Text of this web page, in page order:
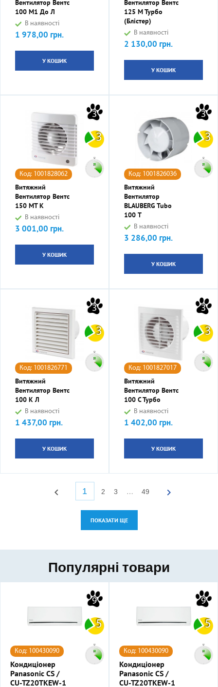
Вентилятор Вентс
100 М1 До Л
В наявності
Ціна
1 978,00 грн.
У КОШИК
Вентилятор Вентс
125 М Турбо
(блістер)
В наявності
Ціна
2 130,00 грн.
У КОШИК
3
3
Код: 1001828062
Витяжний
Вентилятор Вентс
150 МТ К
В наявності
Ціна
3 001,00 грн.
У КОШИК
3
3
Код: 1001826036
Витяжний
Вентилятор
BLAUBERG Tubo
100 Т
В наявності
Ціна
3 286,00 грн.
У КОШИК
3
3
Код: 1001826771
Витяжний
Вентилятор Вентс
100 К Л
В наявності
Ціна
1 437,00 грн.
У КОШИК
3
3
Код: 1001827017
Витяжний
Вентилятор Вентс
100 С Турбо
В наявності
Ціна
1 402,00 грн.
У КОШИК
 1 2 3 … 49 
ПОКАЗАТИ ЩЕ
Популярні товари
9
5
Код: 100430090
Кондиціонер
Panasonic CS /
CU-TZ20TKEW-1
9
5
Код: 100430090
Кондиціонер
Panasonic CS /
CU-TZ20TKEW-1